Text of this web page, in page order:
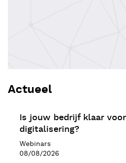
Actueel
Is jouw bedrijf klaar voor
digitalisering?
Webinars
08/08/2026